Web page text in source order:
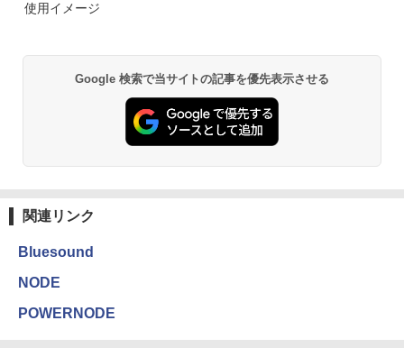
使用イメージ
Google 検索で当サイトの記事を優先表示させる
関連リンク
Bluesound
NODE
POWERNODE